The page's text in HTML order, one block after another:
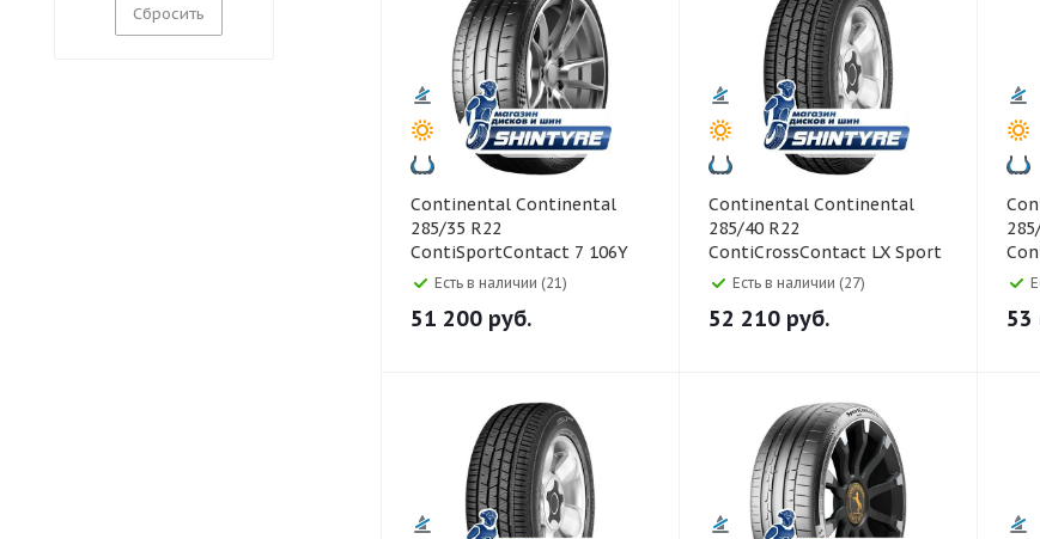
Continental Continental
285/35 R22
ContiSportContact 7 106Y
Есть в наличии (21)
51 200 руб.
Continental Continental
285/40 R22
ContiCrossContact LX Sport
110HЕсть в наличии (27)
52 210 руб. 53
Сбросить